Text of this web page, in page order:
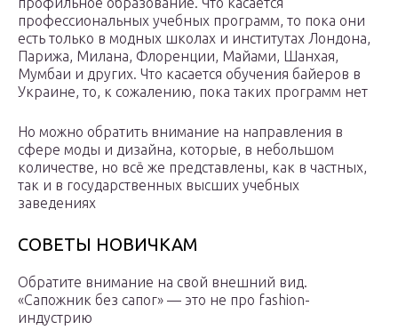
профессиональных учебных программ, то пока они
есть только в модных школах и институтах Лондона,
Парижа, Милана, Флоренции, Майами, Шанхая,
Мумбаи и других. Что касается обучения байеров в
Украине, то, к сожалению, пока таких программ нет
Но можно обратить внимание на направления в
сфере моды и дизайна, которые, в небольшом
количестве, но всё же представлены, как в частных,
так и в государственных высших учебных
заведениях
СОВЕТЫ НОВИЧКАМ
Обратите внимание на свой внешний вид.
«Сапожник без сапог» — это не про fashion-
индустрию